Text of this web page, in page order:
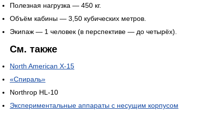
Полезная нагрузка — 450 кг.
Объём кабины — 3,50 кубических метров.
Экипаж — 1 человек (в перспективе — до четырёх).
См. также
North American X-15
«Спираль»
Northrop HL-10
Экспериментальные аппараты с несущим корпусом